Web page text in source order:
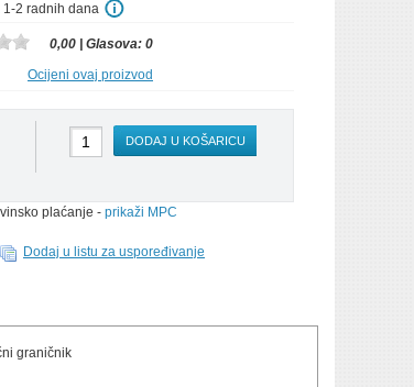
1-2 radnih dana
0,00 | Glasova: 0
Ocijeni ovaj proizvod
DODAJ U KOŠARICU
plaćanje - prikaži MPC
Dodaj u listu za uspoređivanje
graničnik